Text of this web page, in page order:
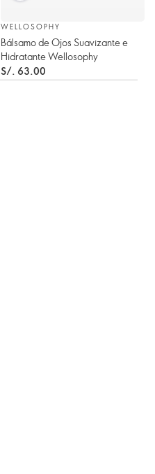
WELLOSOPHY
Bálsamo de Ojos Suavizante e
Hidratante Wellosophy
S/. 63.00